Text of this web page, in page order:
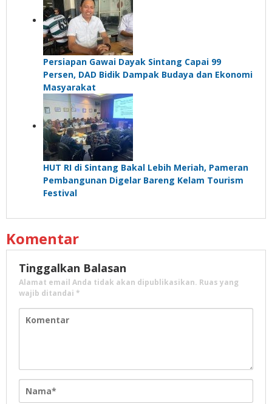
Persiapan Gawai Dayak Sintang Capai 99
Persen, DAD Bidik Dampak Budaya dan Ekonomi
Masyarakat
HUT RI di Sintang Bakal Lebih Meriah, Pameran
Pembangunan Digelar Bareng Kelam Tourism
Festival
Komentar
Tinggalkan Balasan
Alamat email Anda tidak akan dipublikasikan. Ruas yang
wajib ditandai *